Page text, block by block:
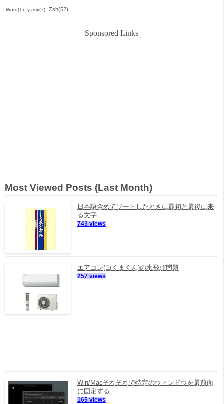
Word(1) yamy(7) Zsh(52)
Sponsored Links
Most Viewed Posts (Last Month)
日本語含めてソートしたときに最初と最後に来
る文字
743 views
エアコン(白くまくん)の水飛び問題
257 views
Win/Macそれぞれで特定のウィンドウを最前面
に固定する
165 views